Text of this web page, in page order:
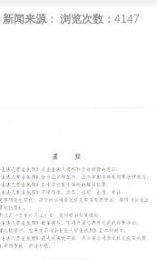
新闻来源： 浏览次数： 4147